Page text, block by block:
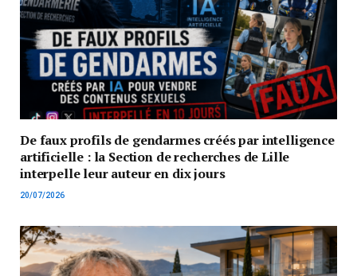
De faux profils de gendarmes créés par intelligence
artificielle : la Section de recherches de Lille
interpelle leur auteur en dix jours
20/07/2026